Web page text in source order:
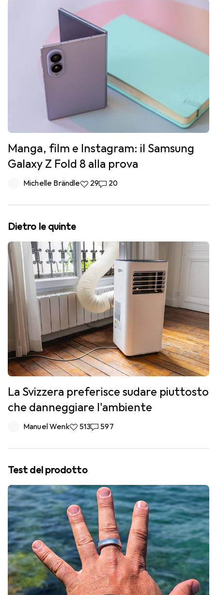
Manga, film e Instagram: il Samsung
Galaxy Z Fold 8 alla prova
Michelle Brändle29 like
2920 commenti
20
Dietro le quinte
La Svizzera preferisce sudare piuttosto
che danneggiare l'ambiente
Manuel Wenk513 like
513597 commenti
597
Test del prodotto